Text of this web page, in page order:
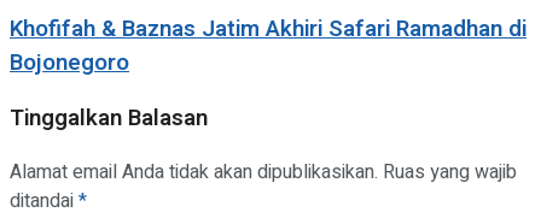
Khofifah & Baznas Jatim Akhiri Safari Ramadhan di
Bojonegoro
Tinggalkan Balasan
Alamat email Anda tidak akan dipublikasikan. Ruas yang wajib
ditandai*